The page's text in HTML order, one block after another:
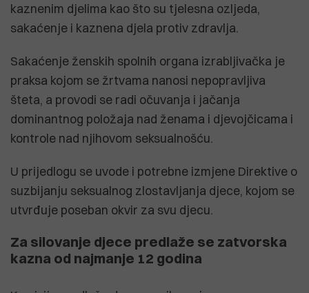
kaznenim djelima kao što su tjelesna ozljeda,
sakaćenje i kaznena djela protiv zdravlja.
Sakaćenje ženskih spolnih organa izrabljivačka je
praksa kojom se žrtvama nanosi nepopravljiva
šteta, a provodi se radi očuvanja i jačanja
dominantnog položaja nad ženama i djevojčicama i
kontrole nad njihovom seksualnošću.
U prijedlogu se uvode i potrebne izmjene Direktive o
suzbijanju seksualnog zlostavljanja djece, kojom se
utvrđuje poseban okvir za svu djecu.
Za silovanje djece predlaže se zatvorska
kazna od najmanje 12 godina